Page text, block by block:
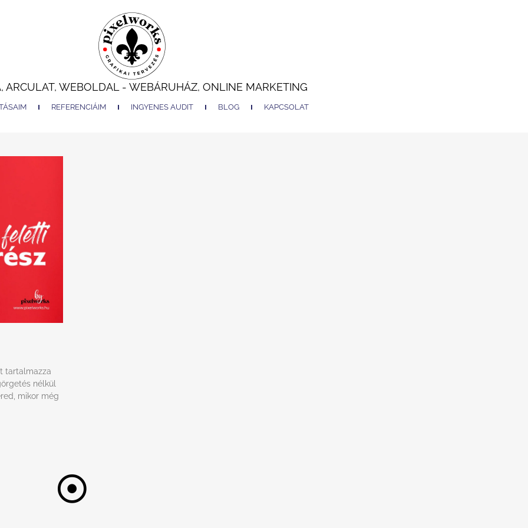
ARCULAT, WEBOLDAL - WEBÁRUHÁZ, ONLINE MARKETING
REFERENCIÁIM INGYENES AUDIT BLOG KAPCSOLAT
tartalmazza
nélkül
mikor még